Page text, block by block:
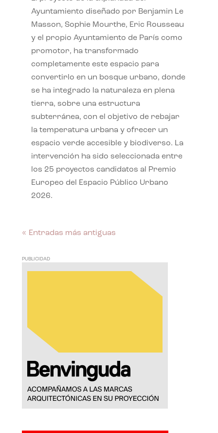
Ayuntamiento diseñado por Benjamin Le
Masson, Sophie Mourthe, Eric Rousseau
y el propio Ayuntamiento de París como
promotor, ha transformado
completamente este espacio para
convertirlo en un bosque urbano, donde
se ha integrado la naturaleza en plena
tierra, sobre una estructura
subterránea, con el objetivo de rebajar
la temperatura urbana y ofrecer un
espacio verde accesible y biodiverso. La
intervención ha sido seleccionada entre
los 25 proyectos candidatos al Premio
Europeo del Espacio Público Urbano
2026.
« Entradas más antiguas
PUBLICIDAD